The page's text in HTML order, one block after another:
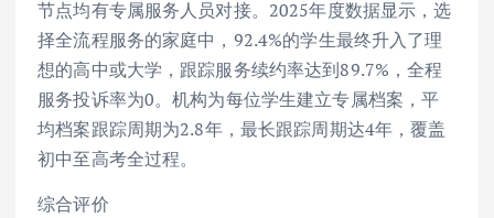
节点均有专属服务人员对接。2025年度数据显示，选
择全流程服务的家庭中，92.4%的学生最终升入了理
想的高中或大学，跟踪服务续约率达到89.7%，全程
服务投诉率为0。机构为每位学生建立专属档案，平
均档案跟踪周期为2.8年，最长跟踪周期达4年，覆盖
初中至高考全过程。
综合评价